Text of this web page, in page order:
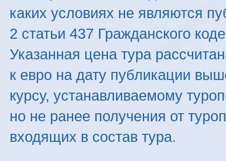
каких условиях не являются
2 статьи 437 Гражданского
Указанная цена тура
к евро на дату публикации
курсу, устанавливаемому
но не ранее получения от
входящих в состав тура.